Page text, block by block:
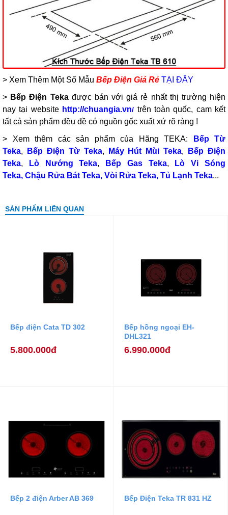
> Xem Thêm Một Số Mẫu Bếp Điện Giá Rẻ TẠI ĐÂY
> Bếp Điện Teka được bánvới giá rẻ nhất thị trường hiện
nay tại website http://chuangia.vn/ trên toàn quốc, cam kết
tất cả sản phẩm đều đề có nguồn gốc xuất xứ rõ ràng !
> Xem thêm các sản phẩm của Hãng TEKA:
Bếp Từ
Teka, Bếp Điện Từ Teka, Máy Hút Mùi Teka,
Bếp Điện
Teka, Lò Nướng Teka, Bếp Gas Teka,
Lò Vi Sóng
Teka, Chậu Rửa Bát Teka, Vòi Rửa Teka, Tủ Lạnh Teka...
SẢN PHẨM LIÊN QUAN
Bếp điện Cata TD 302
5.800.000đ
Bếp hồng ngoại EH-
DHL321
6.990.000đ
Bếp 2 điện Arber AB 369 Bếp Điện Teka TR 831 HZ